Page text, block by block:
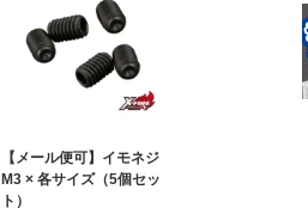
【メール便可】イモネジ
M3 × 各サイズ（5個セッ
ト）